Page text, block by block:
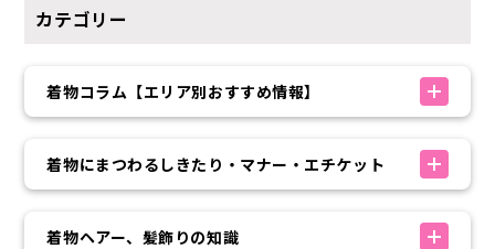
カテゴリー
着物コラム【エリア別おすすめ情報】
着物にまつわるしきたり・マナー・エチケット
着物ヘアー、髪飾りの知識